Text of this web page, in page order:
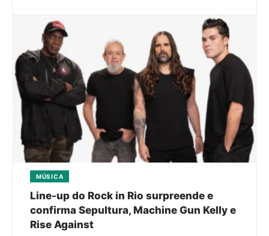
MÚSICA
Line-up do Rock in Rio surpreende e
confirma Sepultura, Machine Gun Kelly e
Rise Against